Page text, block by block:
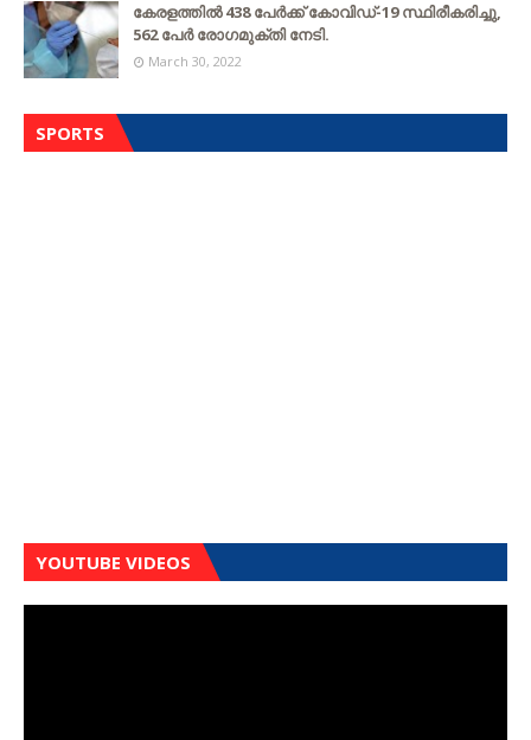
കേരളത്തില്‍ 438 പേര്‍ക്ക് കോവിഡ്-19 സ്ഥിരീകരിച്ചു,
562 പേര്‍ രോഗമുക്തി നേടി.
March 30, 2022
SPORTS
YOUTUBE VIDEOS